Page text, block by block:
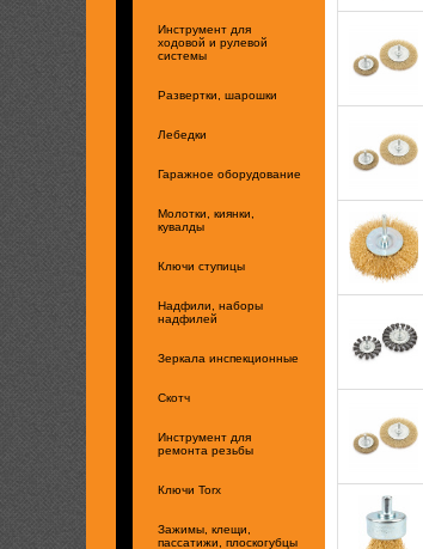
Инструмент для
ходовой и рулевой
системы
Развертки, шарошки
Лебедки
Гаражное оборудование
Молотки, киянки,
кувалды
Ключи ступицы
Надфили, наборы
надфилей
Зеркала инспекционные
Скотч
Инструмент для
ремонта резьбы
Ключи Torx
Зажимы, клещи,
пассатижи, плоскогубцы